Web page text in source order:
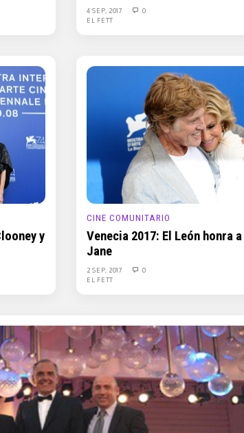
4 SEP, 2017
0
EL FETT
y
CINE COMUNITARIO
Venecia 2017: El León honra
Jane
2 SEP, 2017
0
EL FETT